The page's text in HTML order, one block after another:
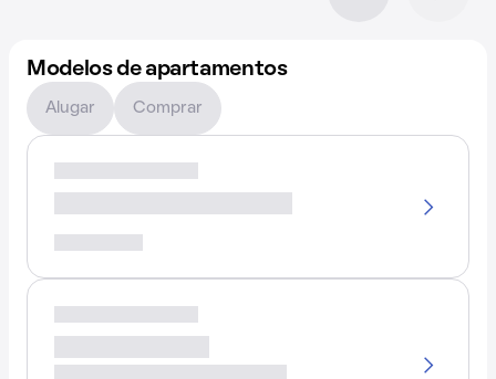
Modelos de apartamentos
Alugar Comprar